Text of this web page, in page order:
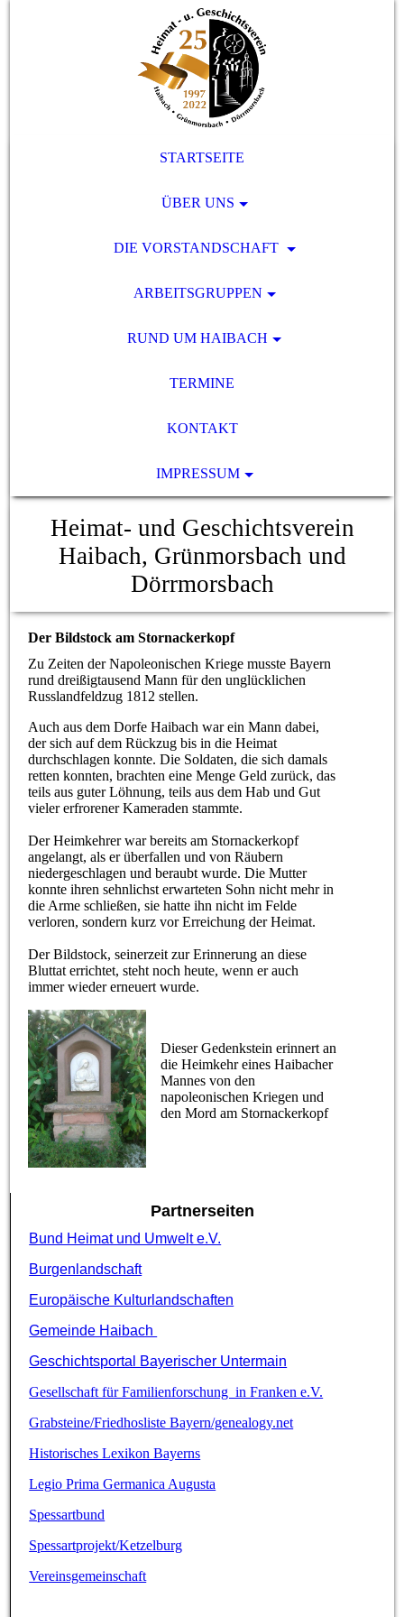
STARTSEITE
ÜBER UNS
DIE VORSTANDSCHAFT
ARBEITSGRUPPEN
RUND UM HAIBACH
TERMINE
KONTAKT
IMPRESSUM
Heimat- und Geschichtsverein
Haibach, Grünmorsbach und
Dörrmorsbach
Der Bildstock am Stornackerkopf
Zu Zeiten der Napoleonischen Kriege musste Bayern
rund dreißigtausend Mann für den unglücklichen
Russlandfeldzug 1812 stellen.
Auch aus dem Dorfe Haibach war ein Mann dabei,
der sich auf dem Rückzug bis in die Heimat
durchschlagen konnte. Die Soldaten, die sich damals
retten konnten, brachten eine Menge Geld zurück, das
teils aus guter Löhnung, teils aus dem Hab und Gut
vieler erfrorener Kameraden stammte.
Der Heimkehrer war bereits am Stornackerkopf
angelangt, als er überfallen und von Räubern
niedergeschlagen und beraubt wurde. Die Mutter
konnte ihren sehnlichst erwarteten Sohn nicht mehr in
die Arme schließen, sie hatte ihn nicht im Felde
verloren, sondern kurz vor Erreichung der Heimat.
Der Bildstock, seinerzeit zur Erinnerung an diese
Bluttat errichtet, steht noch heute, wenn er auch
immer wieder erneuert wurde.
Dieser Gedenkstein erinnert an
die Heimkehr eines Haibacher
Mannes von den
napoleonischen Kriegen und
den Mord am Stornackerkopf
Partnerseiten
Bund Heimat und Umwelt e.V.
Burgenlandschaft
Europäische Kulturlandschaften
Gemeinde Haibach
Geschichtsportal Bayerischer Untermain
Gesellschaft für Familienforschung in Franken e.V.
Grabsteine/Friedhosliste Bayern/genealogy.net
Historisches Lexikon Bayerns
Legio Prima Germanica Augusta
Spessartbund
Spessartprojekt/Ketzelburg
Vereinsgemeinschaft